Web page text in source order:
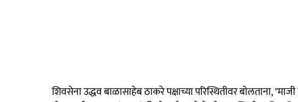
शिवसेना उद्धव बाळासाहेब ठाकरे पक्षाच्या परिस्थितीवर बोलताना,